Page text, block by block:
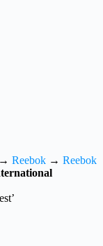
→ Reebok → Reebok